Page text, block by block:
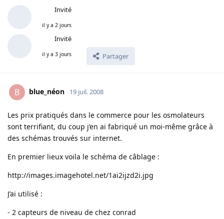
Invité
il y a 2 jours
Invité
il y a 3 jours Partager
B blue_néon 19 juil. 2008
Les prix pratiqués dans le commerce pour les osmolateurs
sont terrifiant, du coup j’en ai fabriqué un moi-même grâce à
des schémas trouvés sur internet.
En premier lieux voila le schéma de câblage :
http://images.imagehotel.net/1ai2ijzd2i.jpg
J’ai utilisé :
- 2 capteurs de niveau de chez conrad